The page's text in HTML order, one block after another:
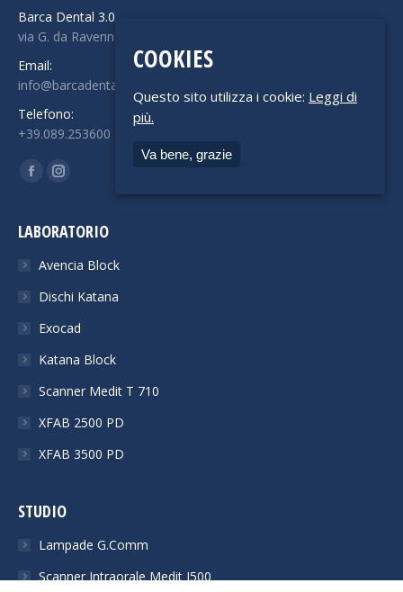
Barca Dental 3.0
via G. da Ravenna 19 - 84125 Salerno
Email:
info@barcadental.it
Telefono:
+39.089.253600
Find us on:
FacebookInstagram
LABORATORIO
Avencia Block
Dischi Katana
Exocad
Katana Block
Scanner Medit T 710
XFAB 2500 PD
XFAB 3500 PD
STUDIO
Lampade G.Comm
Scanner Intraorale Medit I500
COOKIES
Questo sito utilizza i cookie: Leggi di
più.
Va bene, grazie